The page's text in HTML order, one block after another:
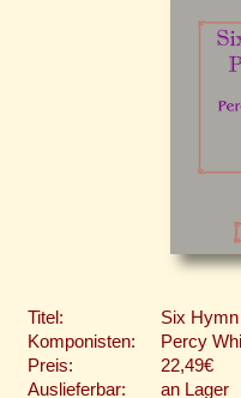
Titel:
Six
Komponisten:
Percy
Preis:
22,49€
Auslieferbar:
an Lager